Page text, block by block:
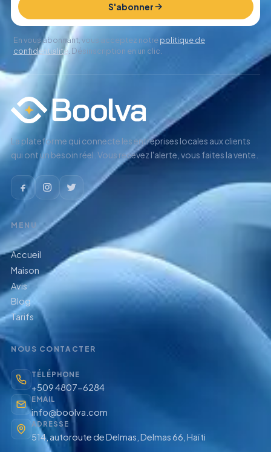
S'abonner
En vous abonnant, vous acceptez notrepolitique de
confidentialité. Désinscription en un clic.
La plateforme qui connecte les entreprises locales aux clients
qui ont un besoin réel. Vous recevez l'alerte, vous faites la vente.
MENU
Accueil
Maison
Avis
Blog
Tarifs
NOUS CONTACTER
TÉLÉPHONE
+509 4807-6284
EMAIL
info@boolva.com
ADRESSE
514, autoroute de Delmas, Delmas 66, Haïti